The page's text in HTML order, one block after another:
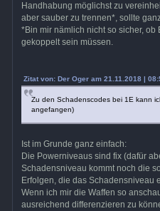
Handhabung möglichst zu
aber sauber zu trennen*, sollte
*Bin mir nämlich nicht so sicher,
gekoppelt sein müssen.
Zitat von: Der Oger am 21.11.2018 |
Zu den Schadenscodes bei 1E kann
angefangen)
Ist im Grunde ganz einfach:
Die Powerniveaus sind fix (dafür
Schadensniveau kommt noch die
Erfolgen, die das Schadensniveau
Wenn ich mir die Waffen so
ausreichend differenzieren zu